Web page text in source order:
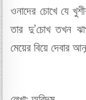
ওনাদের চোখে যে
তার দু’চোখ তখন
মেয়ের বিয়ে দেবার